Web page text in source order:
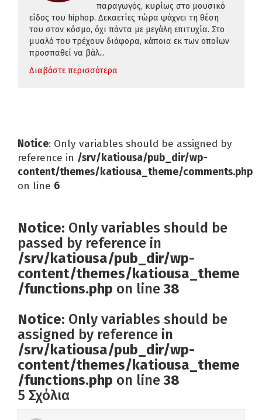
παραγωγός, κυρίως στο μουσικό
είδος του hiphop. Δεκαετίες τώρα ψάχνει τη θέση
του στον κόσμο, όχι πάντα με μεγάλη επιτυχία. Στο
μυαλό του τρέχουν διάφορα, κάποια εκ των οποίων
προσπαθεί να βάλ...
Διαβάστε περισσότερα
Notice: Only variables should be assigned by
reference in /srv/katiousa/pub_dir/wp-
content/themes/katiousa_theme/comments.php
on line 6
Notice: Only variables should be
passed by reference in
/srv/katiousa/pub_dir/wp-
content/themes/katiousa_theme
/functions.php on line38
Notice: Only variables should be
assigned by reference in
/srv/katiousa/pub_dir/wp-
content/themes/katiousa_theme
/functions.php on line38
5 Σχόλια